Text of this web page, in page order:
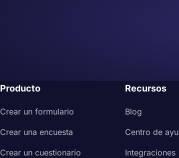
Producto
Crear un formulario
Crear una encuesta
Crear un cuestionario
Recursos
Blog
Centro de
Integraciones